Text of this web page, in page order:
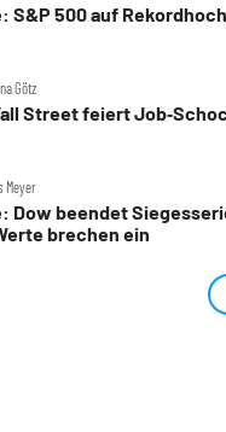
S&P 500 auf
Götz
Street feiert
Meyer
Dow beendet
brechen ein